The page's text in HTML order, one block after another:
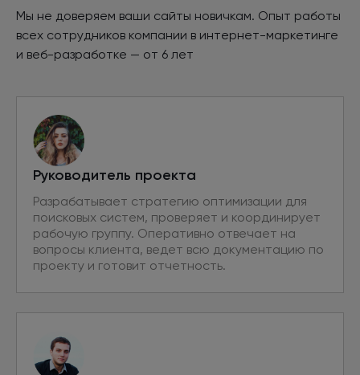
Мы не доверяем ваши сайты новичкам. Опыт работы
всех сотрудников компании в интернет-маркетинге
и веб-разработке — от 6 лет
Руководитель проекта
Разрабатывает стратегию оптимизации для
поисковых систем, проверяет и координирует
рабочую группу. Оперативно отвечает на
вопросы клиента, ведет всю документацию по
проекту и готовит отчетность.